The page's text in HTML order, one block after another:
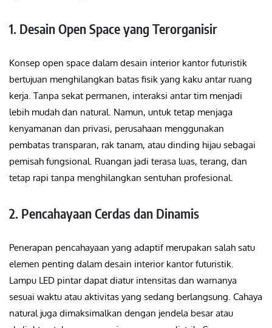
1. Desain Open Space yang Terorganisir
Konsep open space dalam desain interior kantor futuristik
bertujuan menghilangkan batas fisik yang kaku antar ruang
kerja. Tanpa sekat permanen, interaksi antar tim menjadi
lebih mudah dan natural. Namun, untuk tetap menjaga
kenyamanan dan privasi, perusahaan menggunakan
pembatas transparan, rak tanam, atau dinding hijau sebagai
pemisah fungsional. Ruangan jadi terasa luas, terang, dan
tetap rapi tanpa menghilangkan sentuhan profesional.
2. Pencahayaan Cerdas dan Dinamis
Penerapan pencahayaan yang adaptif merupakan salah satu
elemen penting dalam desain interior kantor futuristik.
Lampu LED pintar dapat diatur intensitas dan warnanya
sesuai waktu atau aktivitas yang sedang berlangsung. Cahaya
natural juga dimaksimalkan dengan jendela besar atau